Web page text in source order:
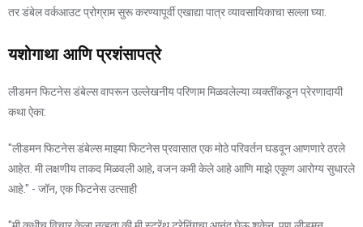
तर डंबेल वर्कआउट प्रोग्राम सुरू करण्यापूर्वी एखाद्या पात्र व्यावसायिकाचा सल्ला घ्या.
यशोगाथा आणि प्रशंसापत्रे
लीडमन फिटनेस डंबेल्स वापरून उल्लेखनीय परिणाम मिळवलेल्या व्यक्तींकडून प्रेरणादायी
कथा ऐका:
"लीडमन फिटनेस डंबेल्स माझ्या फिटनेस प्रवासात एक मोठे परिवर्तन घडवून आणणारे ठरले
आहेत. मी लक्षणीय ताकद मिळवली आहे, वजन कमी केले आहे आणि माझे एकूण आरोग्य सुधारले
आहे." - जॉन, एक फिटनेस उत्साही